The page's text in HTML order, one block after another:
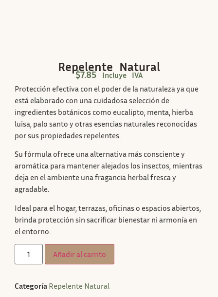
Repelente Natural
$7.85
Incluye IVA
Protección efectiva con el poder de la naturaleza ya que
está elaborado con una cuidadosa selección de
ingredientes botánicos como eucalipto, menta, hierba
luisa, palo santo y otras esencias naturales reconocidas
por sus propiedades repelentes.
Su fórmula ofrece una alternativa más consciente y
aromática para mantener alejados los insectos, mientras
deja en el ambiente una fragancia herbal fresca y
agradable.
Ideal para el hogar, terrazas, oficinas o espacios abiertos,
brinda protección sin sacrificar bienestar ni armonía en
el entorno.
Añadir al carrito
Categoría Repelente Natural